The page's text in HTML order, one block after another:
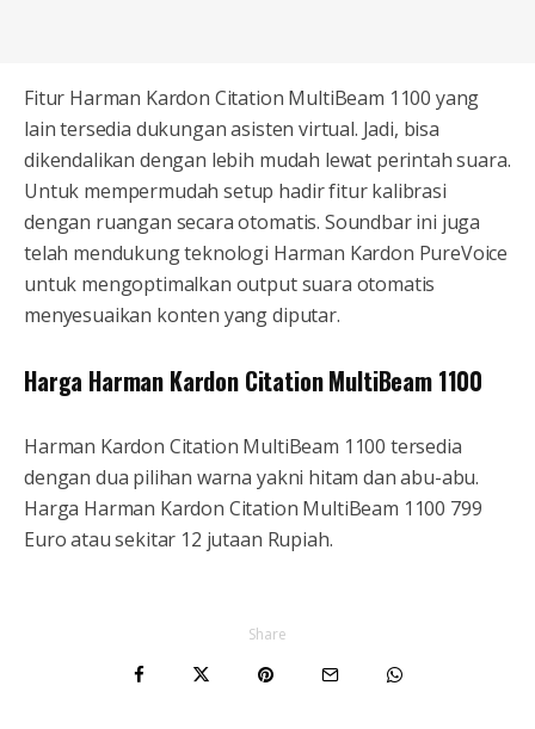
Fitur Harman Kardon Citation MultiBeam 1100 yang
lain tersedia dukungan asisten virtual. Jadi, bisa
dikendalikan dengan lebih mudah lewat perintah suara.
Untuk mempermudah setup hadir fitur kalibrasi
dengan ruangan secara otomatis. Soundbar ini juga
telah mendukung teknologi Harman Kardon PureVoice
untuk mengoptimalkan output suara otomatis
menyesuaikan konten yang diputar.
Harga Harman Kardon Citation MultiBeam 1100
Harman Kardon Citation MultiBeam 1100 tersedia
dengan dua pilihan warna yakni hitam dan abu-abu.
Harga Harman Kardon Citation MultiBeam 1100 799
Euro atau sekitar 12 jutaan Rupiah.
Share